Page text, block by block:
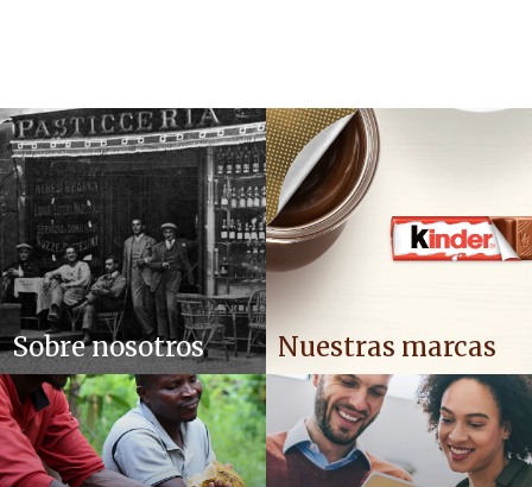
Sobre nosotros Nuestras marcas